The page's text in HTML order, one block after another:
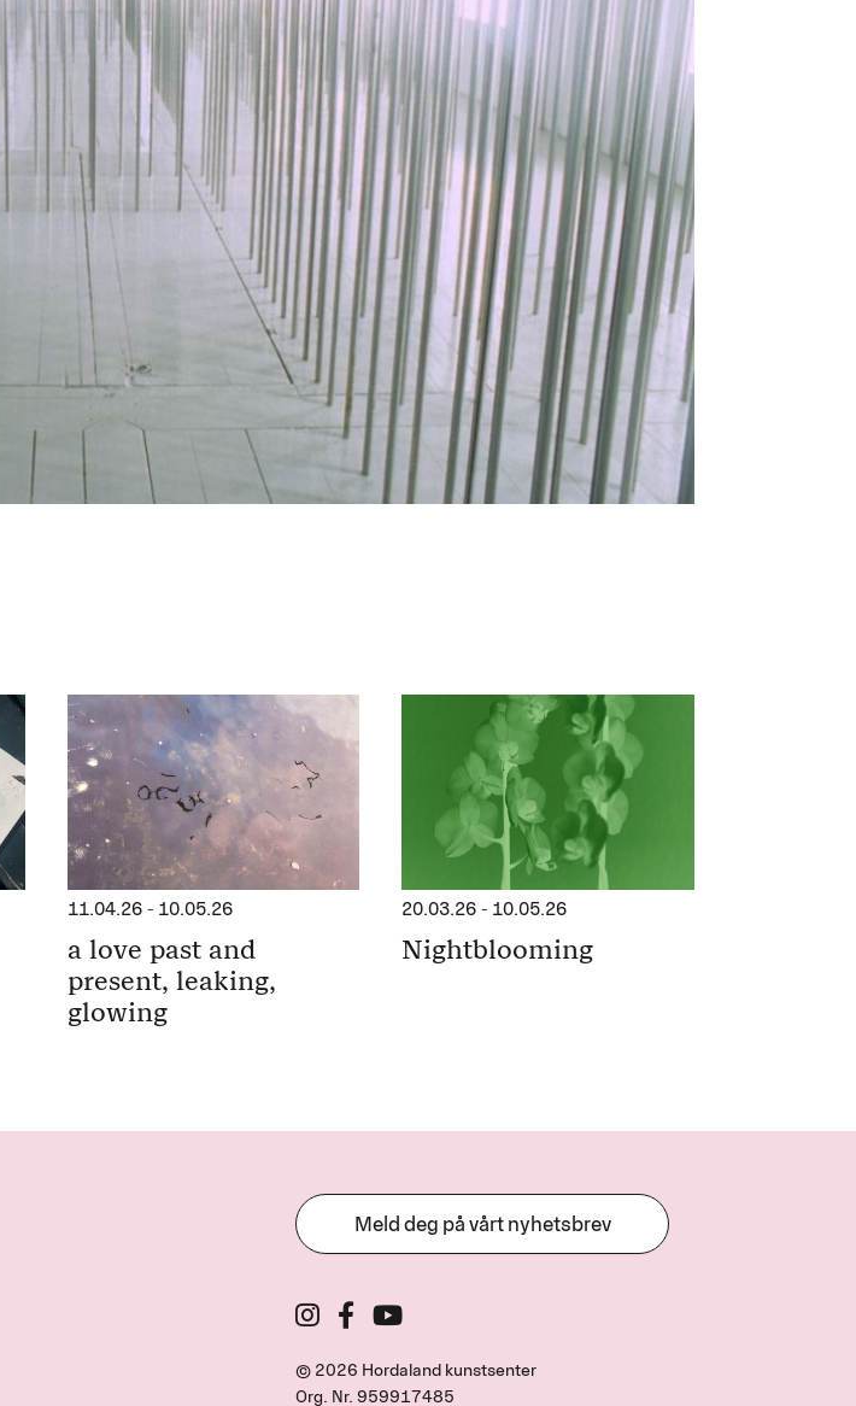
11.04.26- 10.05.26
a love past and
present, leaking,
glowing
20.03.26 - 10.05.26
Nightblooming
Meld deg på vårt nyhetsbrev
© 2026 Hordaland kunstsenter
Org. Nr. 959917485